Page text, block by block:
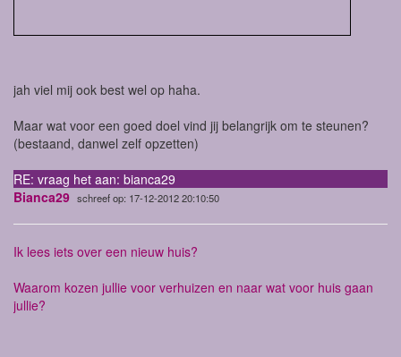
jah viel mij ook best wel op haha.
Maar wat voor een goed doel vind jij belangrijk om te steunen?
(bestaand, danwel zelf opzetten)
RE: vraag het aan: bianca29
Bianca29 schreef op: 17-12-2012 20:10:50
Ik lees iets over een nieuw huis?
Waarom kozen jullie voor verhuizen en naar wat voor huis gaan
jullie?